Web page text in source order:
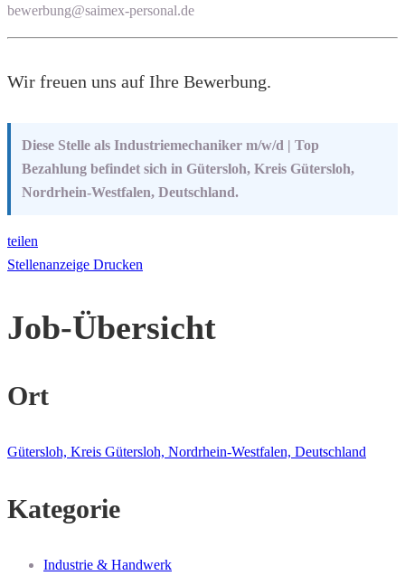
bewerbung@saimex-personal.de
Wir freuen uns auf Ihre Bewerbung.
Diese Stelle als Industriemechaniker m/w/d | Top
Bezahlung befindet sich in Gütersloh, Kreis Gütersloh,
Nordrhein-Westfalen, Deutschland.
teilen
Stellenanzeige Drucken
Job-Übersicht
Ort
Gütersloh, Kreis Gütersloh, Nordrhein-Westfalen, Deutschland
Kategorie
Industrie & Handwerk